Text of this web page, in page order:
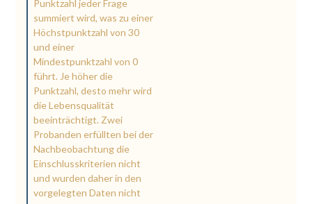
Punktzahl jeder Frage
summiert wird, was zu einer
Höchstpunktzahl von 30
und einer
Mindestpunktzahl von 0
führt. Je höher die
Punktzahl, desto mehr wird
die Lebensqualität
beeinträchtigt. Zwei
Probanden erfüllten bei der
Nachbeobachtung die
Einschlusskriterien nicht
und wurden daher in den
vorgelegten Daten nicht